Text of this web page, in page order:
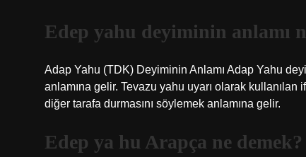
Edep yahu deyiminin anlamı
Adap Yahu (TDK) Deyiminin Anlamı Adap Yahu
anlamına gelir. Tevazu yahu uyarı olarak
diğer tarafa durmasını söylemek anlamına gelir.
Edep ya hu Arapça ne demek?